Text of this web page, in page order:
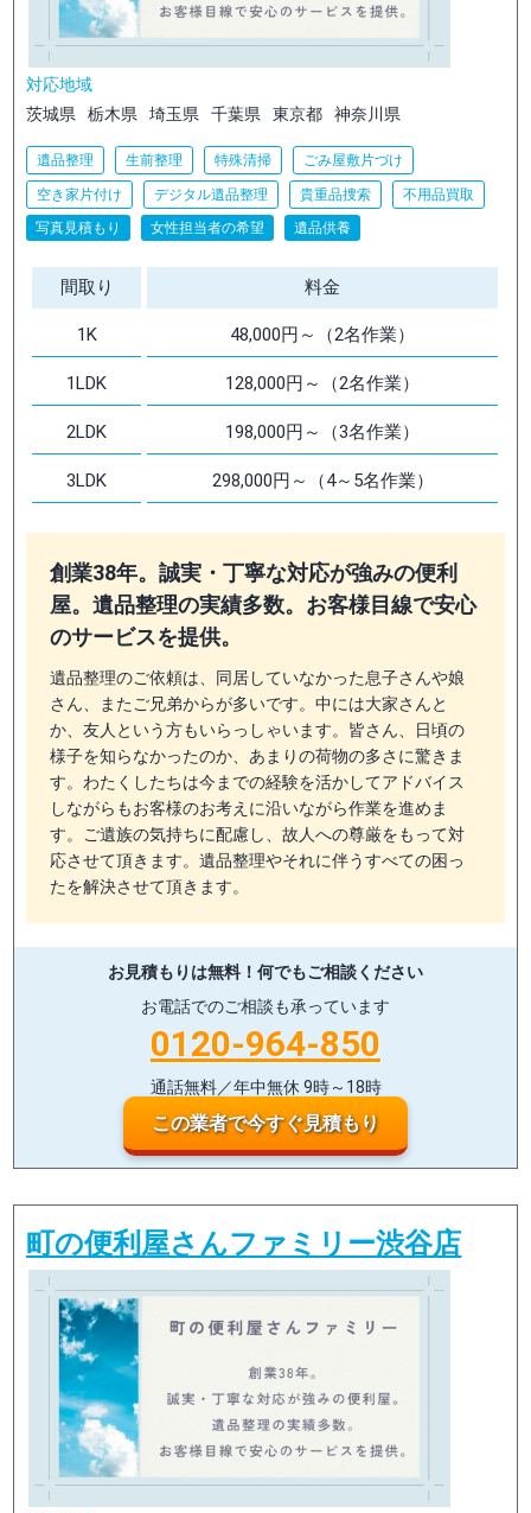
対応地域
茨城県
栃木県 埼玉県 千葉県 東京都 神奈川県
遺品整理 生前整理 特殊清掃 ごみ屋敷片づけ
空き家片付け デジタル遺品整理 貴重品捜索
不用品買取
写真見積もり
女性担当者の希望 遺品供養
間取り 料金
1K 48,000円～（2名作業）
1LDK 128,000円～（2名作業）
2LDK 198,000円～（3名作業）
3LDK 298,000円～（4～5名作業）
創業38年。誠実・丁寧な対応が強みの便利
屋。遺品整理の実績多数。お客様目線で安心
のサービスを提供。
遺品整理のご依頼は、同居していなかった息子さんや娘
さん、またご兄弟からが多いです。中には大家さんと
か、友人という方もいらっしゃいます。皆さん、日頃の
様子を知らなかったのか、あまりの荷物の多さに驚きま
す。わたくしたちは今までの経験を活かしてアドバイス
しながらもお客様のお考えに沿いながら作業を進めま
す。ご遺族の気持ちに配慮し、故人への尊厳をもって対
応させて頂きます。遺品整理やそれに伴うすべての困っ
たを解決させて頂きます。
お見積もりは無料！ 何でもご相談ください
お電話でのご相談も承っています
0120-964-850
通話無料／年中無休 9時～18時
この業者で今すぐ見積もり
町の便利屋さんファミリー渋谷店